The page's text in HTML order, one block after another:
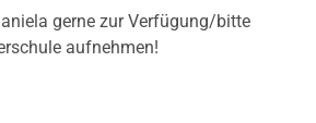
gerne zur Verfügung/bitte
aufnehmen!